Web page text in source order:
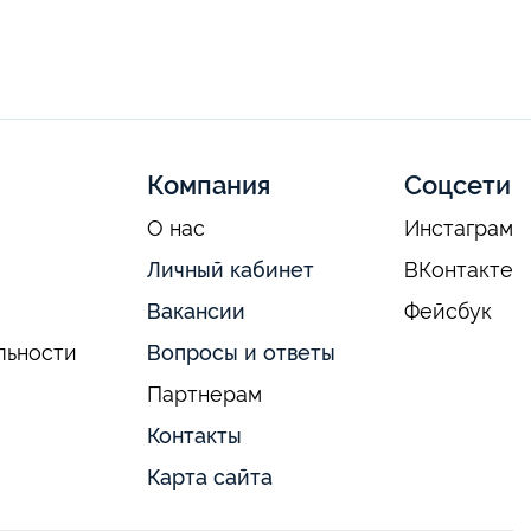
Компания
О нас
Личный кабинет
Вакансии
Вопросы и ответы
Партнерам
Контакты
Карта сайта
Соцсети
Инстаграм
ВКонтакте
Фейсбук